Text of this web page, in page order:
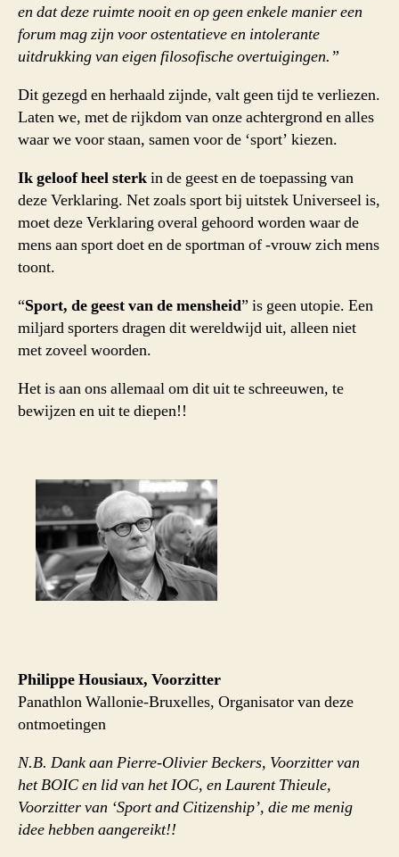
en dat deze ruimte nooit en op geen enkele manier een
forum mag zijn voor ostentatieve en intolerante
uitdrukking van eigen filosofische overtuigingen.”
Dit gezegd en herhaald zijnde, valt geen tijd te verliezen.
Laten we, met de rijkdom van onze achtergrond en alles
waar we voor staan, samen voor de ‘sport’ kiezen.
Ik geloof heel sterkin de geest en de toepassing van
deze Verklaring. Net zoals sport bij uitstek Universeel is,
moet deze Verklaring overal gehoord worden waar de
mens aan sport doet en de sportman of -vrouw zich mens
toont.
“Sport, de geest van de mensheid” is geen utopie. Een
miljard sporters dragen dit wereldwijd uit, alleen niet
met zoveel woorden.
Het is aan ons allemaal om dit uit te schreeuwen, te
bewijzen en uit te diepen!!
Philippe Housiaux, Voorzitter
Panathlon Wallonie-Bruxelles, Organisator van deze
ontmoetingen
N.B. Dank aan Pierre-Olivier Beckers, Voorzitter van
het BOIC en lid van het IOC, en Laurent Thieule,
Voorzitter van ‘Sport and Citizenship’, die me menig
idee hebben aangereikt!!